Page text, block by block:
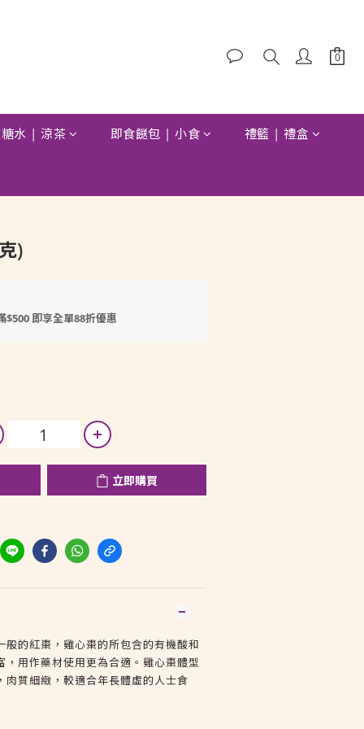
水 | 涼茶 即食餸包 | 小食 禮籃 | 禮盒
)
$500 即享全單88折優惠
立即購買
般的紅棗，雞心棗的所包含的有機酸和
，用作藥材使用更為合適。雞心棗體型
肉質細緻，較適合年長體虛的人士食